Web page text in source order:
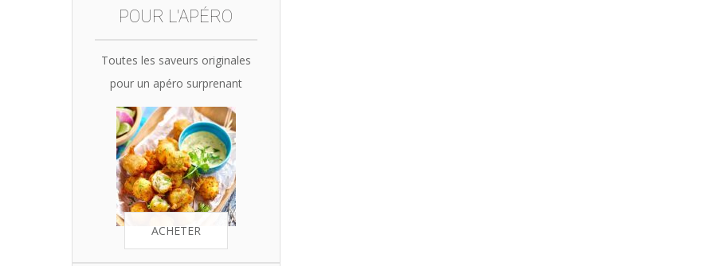
POUR L'APÉRO
Toutes les saveurs originales
pour un apéro surprenant
ACHETER